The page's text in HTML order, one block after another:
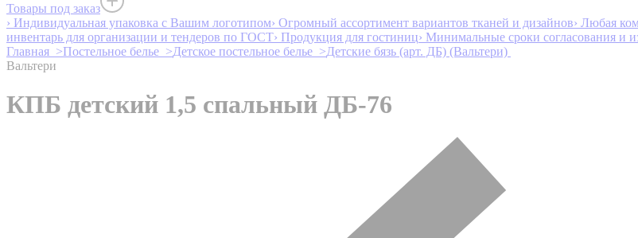
Товары под заказ
› Индивидуальная упаковка с Вашим логотипом› Огромный ассортимент вариантов тканей и дизайнов› Любая
инвентарь для организации и тендеров по ГОСТ› Продукция для гостиниц› Минимальные сроки согласования и
Главная >Постельное белье >Детское постельное белье >Детские бязь (арт. ДБ) (Вальтери)
Вальтери
КПБ детский 1,5 спальный ДБ-76